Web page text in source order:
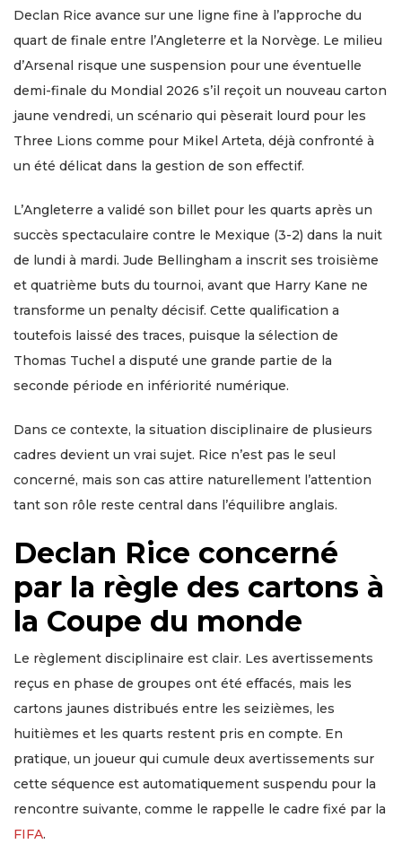
Declan Rice avance sur une ligne fine à l’approche du
quart de finale entre l’Angleterre et la Norvège. Le milieu
d’Arsenal risque une suspension pour une éventuelle
demi-finale du Mondial 2026 s’il reçoit un nouveau carton
jaune vendredi, un scénario qui pèserait lourd pour les
Three Lions comme pour Mikel Arteta, déjà confronté à
un été délicat dans la gestion de son effectif.
L’Angleterre a validé son billet pour les quarts après un
succès spectaculaire contre le Mexique (3-2) dans la nuit
de lundi à mardi. Jude Bellingham a inscrit ses troisième
et quatrième buts du tournoi, avant que Harry Kane ne
transforme un penalty décisif. Cette qualification a
toutefois laissé des traces, puisque la sélection de
Thomas Tuchel a disputé une grande partie de la
seconde période en infériorité numérique.
Dans ce contexte, la situation disciplinaire de plusieurs
cadres devient un vrai sujet. Rice n’est pas le seul
concerné, mais son cas attire naturellement l’attention
tant son rôle reste central dans l’équilibre anglais.
Declan Rice concerné
par la règle des cartons à
la Coupe du monde
Le règlement disciplinaire est clair. Les avertissements
reçus en phase de groupes ont été effacés, mais les
cartons jaunes distribués entre les seizièmes, les
huitièmes et les quarts restent pris en compte. En
pratique, un joueur qui cumule deux avertissements sur
cette séquence est automatiquement suspendu pour la
rencontre suivante, comme le rappelle le cadre fixé par la
FIFA.